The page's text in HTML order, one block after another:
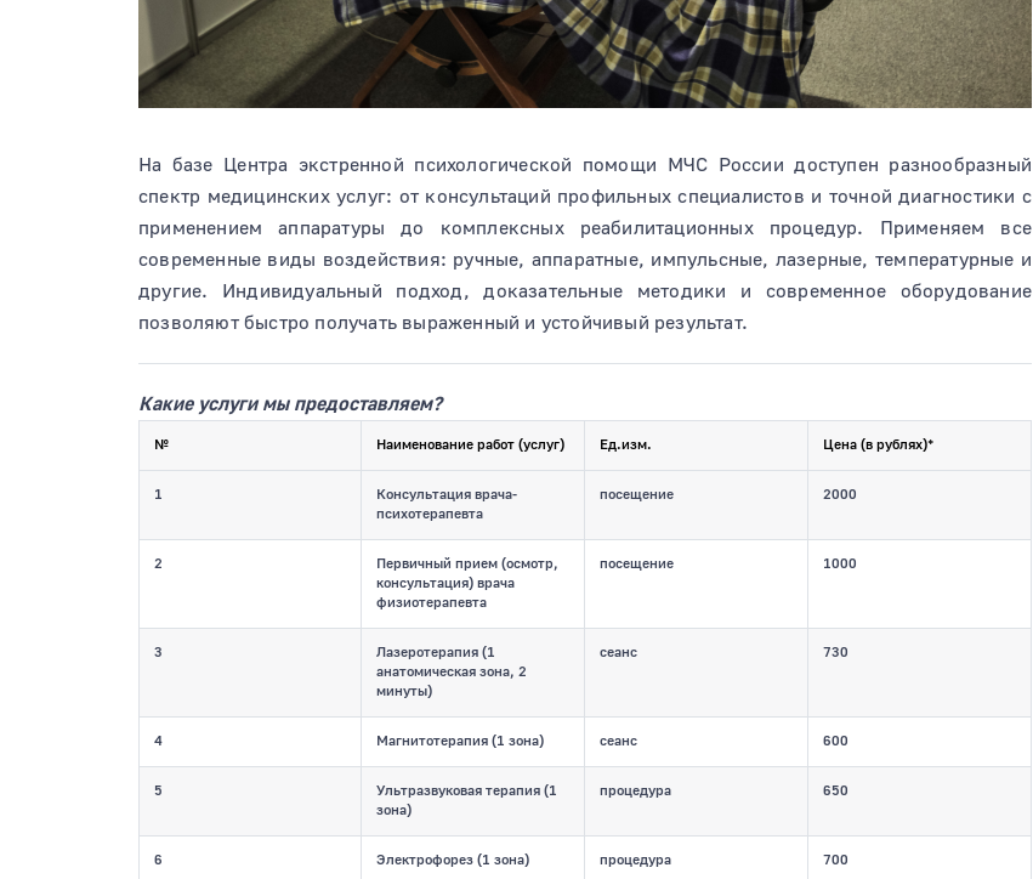
На базе Центра экстренной психологической помощи МЧС России доступен разнообразный
спектр медицинских услуг: от консультаций профильных специалистов и точной диагностики с
применением аппаратуры до комплексных реабилитационных процедур. Применяем все
современные виды воздействия: ручные, аппаратные, импульсные, лазерные, температурные и
другие. Индивидуальный подход, доказательные методики и современное оборудование
позволяют быстро получать выраженный и устойчивый результат.
Какие услуги мы предоставляем?
№ Наименование работ (услуг) Ед.изм. Цена (в рублях)*
1
Консультация врача-
психотерапевта
посещение 2000
2
Первичный прием (осмотр,
консультация) врача
физиотерапевта
посещение 1000
3
Лазеротерапия (1
анатомическая зона, 2
минуты)
сеанс 730
4 Магнитотерапия (1 зона) сеанс 600
5
Ультразвуковая терапия (1
зона)
процедура 650
6 Электрофорез (1 зона) процедура 700